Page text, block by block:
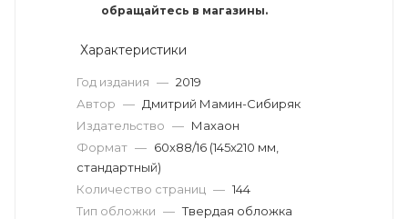
обращайтесь в магазины.
Характеристики
Год издания — 2019
Автор — Дмитрий Мамин-Сибиряк
Издательство — Махаон
Формат — 60x88/16 (145x210 мм,
стандартный)
Количество страниц — 144
Тип обложки — Твердая обложка